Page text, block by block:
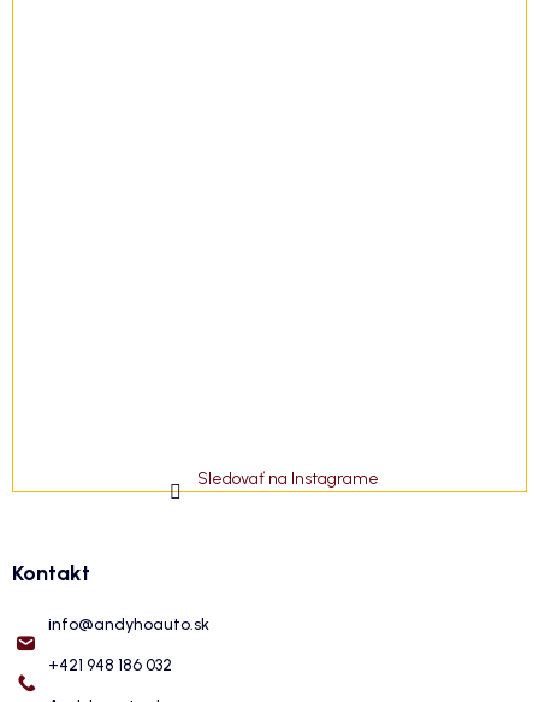
Sledovať na Instagrame
Kontakt
info@andyhoauto.sk
+421 948 186 032